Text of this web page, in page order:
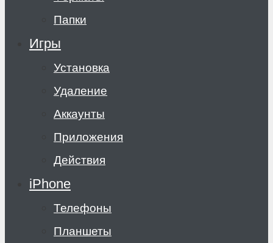
Папки
Игры
Установка
Удаление
Аккаунты
Приложения
Действия
iPhone
Телефоны
Планшеты